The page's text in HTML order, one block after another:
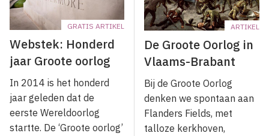
GRATIS ARTIKEL
Webstek: Honderd
jaar Groote oorlog
In 2014 is het honderd
jaar geleden dat de
eerste Wereldoorlog
startte. De ‘Groote oorlog’
ARTIKEL
De Groote Oorlog in
Vlaams-Brabant
Bij de Groote Oorlog
denken we spontaan aan
Flanders Fields, met
talloze kerkhoven,